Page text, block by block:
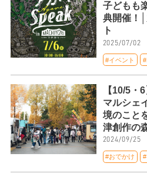
子どもも
典開催！
ト
2025/07/02
#イベント
【10/5・
マルシェ
境のこと
津創作の
2024/09/25
#おでかけ